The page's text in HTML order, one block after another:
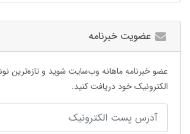
عضویت خبرنامه
عضو خبرنامه ماهانه وب‌سایت شوید و تازه‌ترین
الکترونیک خود دریافت کنید.